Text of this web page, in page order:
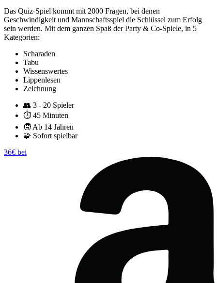
Das Quiz-Spiel kommt mit 2000 Fragen, bei denen
Geschwindigkeit und Mannschaftsspiel die Schlüssel zum Erfolg
sein werden. Mit dem ganzen Spaß der Party & Co-Spiele, in 5
Kategorien:
Scharaden
Tabu
Wissenswertes
Lippenlesen
Zeichnung
👥 3 - 20 Spieler
⏱️ 45 Minuten
🧒 Ab 14 Jahren
🧩 Sofort spielbar
36€ bei